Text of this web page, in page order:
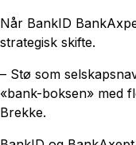
Når BankID
strategisk skifte.
– Stø som
«bank-boksen» med
Brekke.